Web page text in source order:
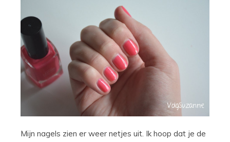
Mijn nagels zien er weer netjes uit. Ik hoop dat je de